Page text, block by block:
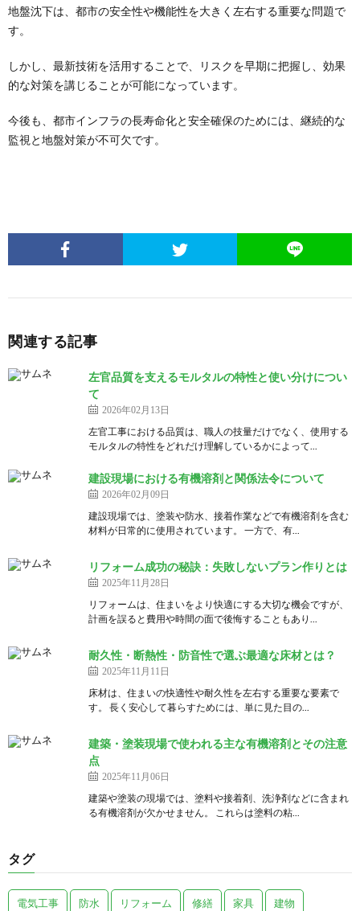
地盤沈下は、都市の安全性や機能性を大きく左右する重要な問題で
す。
しかし、最新技術を活用することで、リスクを早期に把握し、効果
的な対策を講じることが可能になっています。
今後も、都市インフラの長寿命化と安全確保のためには、継続的な
監視と地盤対策が不可欠です。
関連する記事
左官品質を支えるモルタルの特性と使い分けについ
て
2026年02月13日
左官工事における品質は、職人の技量だけでなく、使用する
モルタルの特性をどれだけ理解しているかによって...
建設現場における有機溶剤と関係法令について
2026年02月09日
建設現場では、塗装や防水、接着作業などで有機溶剤を含む
材料が日常的に使用されています。 一方で、有...
リフォーム成功の秘訣：失敗しないプラン作りとは
2025年11月28日
リフォームは、住まいをより快適にする大切な機会ですが、
計画を誤ると費用や時間の面で後悔することもあり...
耐久性・断熱性・防音性で選ぶ最適な床材とは？
2025年11月11日
床材は、住まいの快適性や耐久性を左右する重要な要素で
す。 長く安心して暮らすためには、単に見た目の...
建築・塗装現場で使われる主な有機溶剤とその注意
点
2025年11月06日
建築や塗装の現場では、塗料や接着剤、洗浄剤などに含まれ
る有機溶剤が欠かせません。 これらは塗料の粘...
タグ
電気工事 防水 リフォーム 修繕 家具 建物